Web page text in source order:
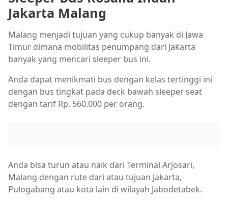
Jakarta Malang
Malang menjadi tujuan yang cukup banyak di Jawa
Timur dimana mobilitas penumpang dari Jakarta
banyak yang mencari sleeper bus ini.
Anda dapat menikmati bus dengan kelas tertinggi ini
dengan bus tingkat pada deck bawah sleeper seat
dengan tarif Rp. 560.000 per orang.
Anda bisa turun atau naik dari Terminal Arjosari,
Malang dengan rute dari atau tujuan Jakarta,
Pulogabang atau kota lain di wilayah Jabodetabek.